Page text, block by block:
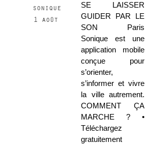
sonique
1 août
SE LAISSER
GUIDER PAR LE
SON Paris
Sonique est une
application mobile
conçue pour
s’orienter,
s’informer et vivre
la ville autrement.
COMMENT ÇA
MARCHE ? •
Téléchargez
gratuitement